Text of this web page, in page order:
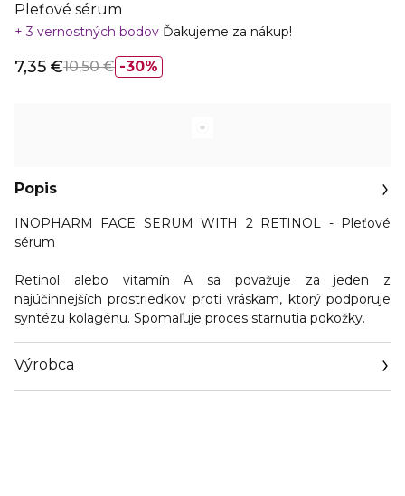
Pleťové sérum
3 vernostných bodov Ďakujeme za nákup!
30%
7,35 €10,50 €
Popis
INOPHARM FACE SERUM WITH 2 RETINOL - Pleťové
sérum
Retinol alebo vitamín A sa považuje za jeden z
najúčinnejších prostriedkov proti vráskam, ktorý podporuje
syntézu kolagénu. Spomaľuje proces starnutia pokožky.
Výrobca